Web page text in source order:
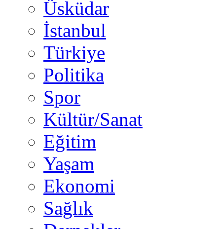
Üsküdar
İstanbul
Türkiye
Politika
Spor
Kültür/Sanat
Eğitim
Yaşam
Ekonomi
Sağlık